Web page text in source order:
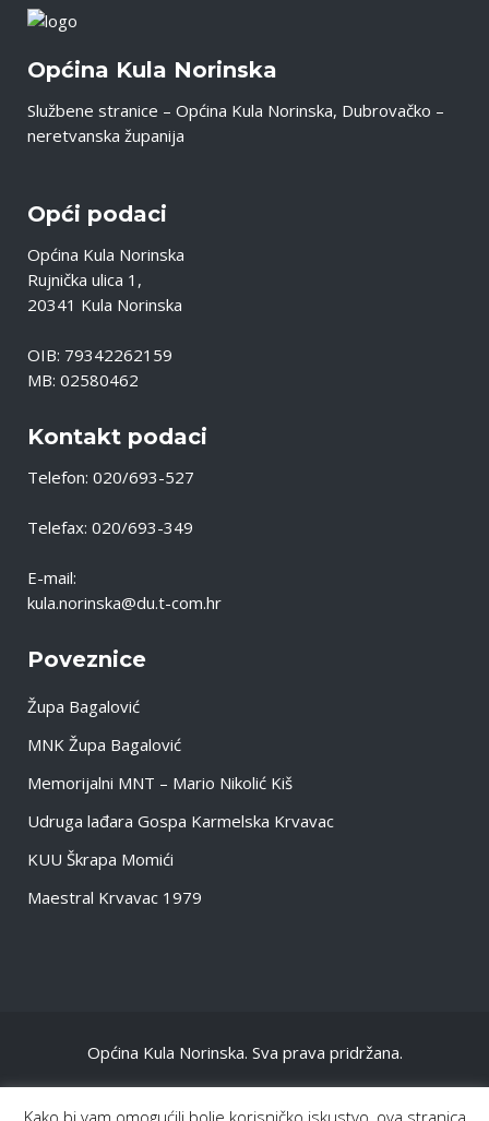
Općina Kula Norinska
Službene stranice – Općina Kula Norinska, Dubrovačko –
neretvanska županija
Opći podaci
Općina Kula Norinska
Rujnička ulica 1,
20341 Kula Norinska
OIB: 79342262159
MB: 02580462
Kontakt podaci
Telefon: 020/693-527
Telefax: 020/693-349
E-mail:
kula.norinska@du.t-com.hr
Poveznice
Župa Bagalović
MNK Župa Bagalović
Memorijalni MNT – Mario Nikolić Kiš
Udruga lađara Gospa Karmelska Krvavac
KUU Škrapa Momići
Maestral Krvavac 1979
Općina Kula Norinska. Sva prava pridržana.
NASLOVNA